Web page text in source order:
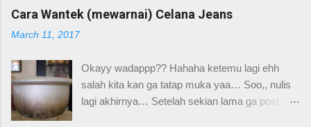
khawatir gituu tapi selaw kalo kalian ngerasa
sehat sih InsyaAllah hasilnya juga sehat.
langsung buat jadwal kapan MCU nya dan
terkadang ada lampiran yang harus kalian print
sendiri. waktu itu sih gue kaga soalnya HRD
Cara Wantek (mewarnai) Celana Jeans
March 11, 2017
Okayy wadappp?? Hahaha ketemu lagi ehh
salah kita kan ga tatap muka yaa… Soo,, nulis
lagi akhirnya… Setelah sekian lama ga post